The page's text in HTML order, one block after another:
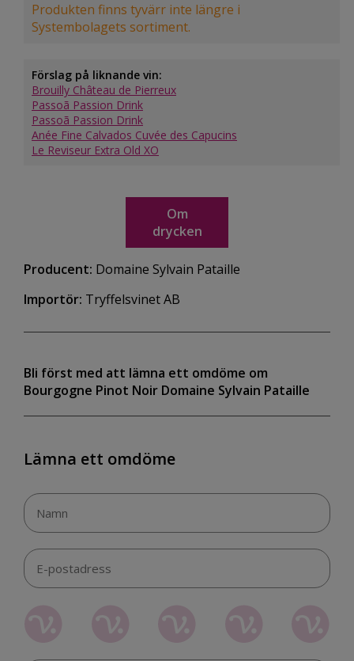
Produkten finns tyvärr inte längre i
Systembolagets sortiment.
Förslag på liknande vin:
Brouilly Château de Pierreux
Passoã Passion Drink
Passoã Passion Drink
Anée Fine Calvados Cuvée des Capucins
Le Reviseur Extra Old XO
Om
drycken
Producent: Domaine Sylvain Pataille
Importör: Tryffelsvinet AB
Bli först med att lämna ett omdöme om
Bourgogne Pinot Noir Domaine Sylvain Pataille
Lämna ett omdöme